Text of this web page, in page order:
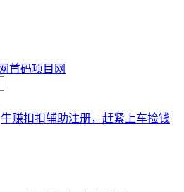
首码项目网
牛赚扣扣辅助注册，赶紧上车捡钱